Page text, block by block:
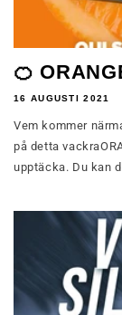
🍊
16 AUGUSTI 2021
Vem kommer
på detta
upptäcka. Du kan